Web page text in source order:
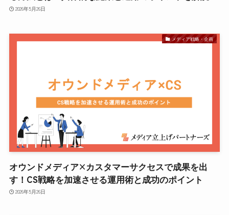
2026年5月26日
メディア戦略・企画
オウンドメディア×カスタマーサクセスで成果を出
す！CS戦略を加速させる運用術と成功のポイント
2026年5月26日